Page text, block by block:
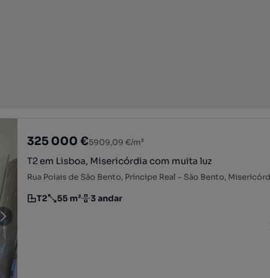
325 000 €5909,09 €/m²
T2 em Lisboa, Misericórdia com muita luz
Tipologia
T2
Preço por metro quadrado
55 m²
Andar 3 andar